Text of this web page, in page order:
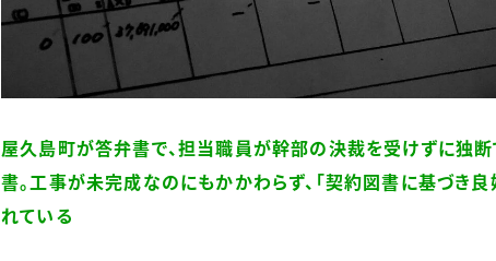
屋久島町が答弁書で、担当職員が幹部の決裁を受けずに独
書。工事が未完成なのにもかかわらず、「契約図書に基づき良
れている